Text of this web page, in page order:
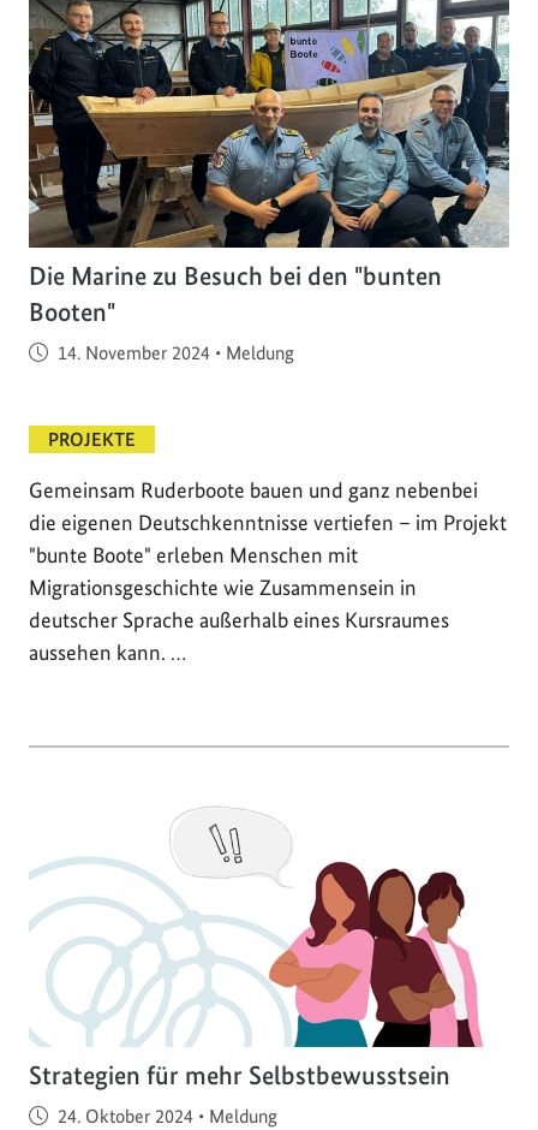
Die Marine zu Besuch bei den "bunten
Booten"
Veröffentlicht am
14. November 2024 • Meldung
PROJEKTE
Gemeinsam Ruderboote bauen und ganz nebenbei
die eigenen Deutschkenntnisse vertiefen – im Projekt
"bunte Boote" erleben Menschen mit
Migrationsgeschichte wie Zusammensein in
deutscher Sprache außerhalb eines Kursraumes
aussehen kann. …
Strategien für mehr Selbstbewusstsein
Veröffentlicht am
24. Oktober 2024 • Meldung